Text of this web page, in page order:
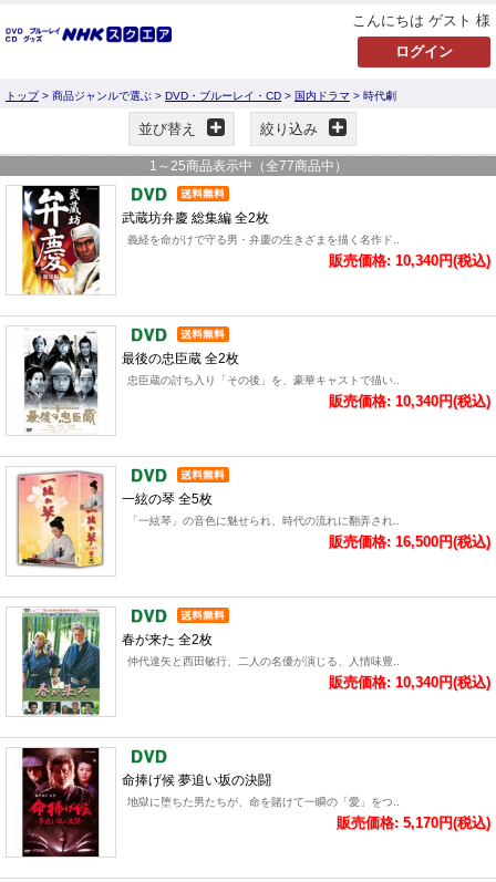
こんにちは ゲスト 様
トップ> 商品ジャンルで選ぶ > DVD・ブルーレイ・CD > 国内ドラマ > 時代劇
並び替え 絞り込み
1 ～ 25商品表示中（全77商品中）
武蔵坊弁慶 総集編 全2枚
義経を命がけで守る男・弁慶の生きざまを描く名作ド..
販売価格: 10,340円(税込)
最後の忠臣蔵 全2枚
忠臣蔵の討ち入り「その後」を、豪華キャストで描い..
販売価格: 10,340円(税込)
一絃の琴 全5枚
「一絃琴」の音色に魅せられ、時代の流れに翻弄され..
販売価格: 16,500円(税込)
春が来た 全2枚
仲代達矢と西田敏行、二人の名優が演じる、人情味豊..
販売価格: 10,340円(税込)
命捧げ候 夢追い坂の決闘
地獄に堕ちた男たちが、命を賭けて一瞬の「愛」をつ..
販売価格: 5,170円(税込)